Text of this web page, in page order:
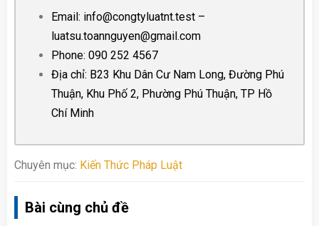
Email: info@congtyluatnt.test –
luatsu.toannguyen@gmail.com
Phone: 090 252 4567
Địa chỉ: B23 Khu Dân Cư Nam Long, Đường Phú
Thuận, Khu Phố 2, Phường Phú Thuận, TP Hồ
Chí Minh
Chuyên mục: Kiến Thức Pháp Luật
Bài cùng chủ đề